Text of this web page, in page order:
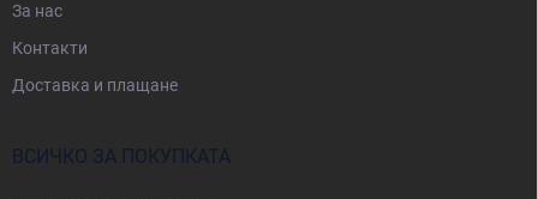
За нас
Контакти
Доставка и плащане
ВСИЧКО ЗА ПОКУПКАТА